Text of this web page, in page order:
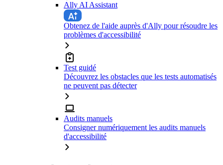
Ally AI Assistant
Obtenez de l'aide auprès d'Ally pour résoudre les
problèmes d'accessibilité
Test guidé
Découvrez les obstacles que les tests automatisés
ne peuvent pas détecter
Audits manuels
Consigner numériquement les audits manuels
d'accessibilité